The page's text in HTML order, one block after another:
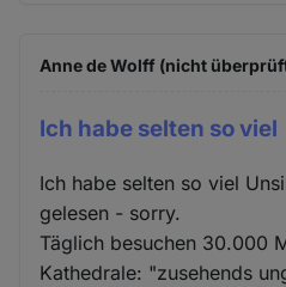
Anne de Wolff (nicht
Ich habe selten so viel
Ich habe selten so viel
gelesen - sorry.
Täglich besuchen 30.000
Kathedrale: "zusehends